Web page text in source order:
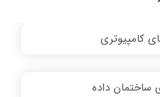
کامپیوتری
ساختمان داده